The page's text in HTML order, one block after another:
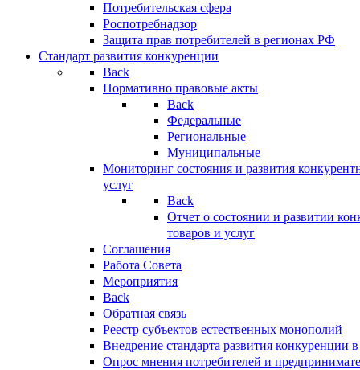
Потребительская сфера
Роспотребнадзор
Защита прав потребителей в регионах РФ
Стандарт развития конкуренции
Back
Нормативно правовые акты
Back
Федеральные
Региональные
Муниципальные
Мониторинг состояния и развития
услуг
Back
Отчет о состоянии и развитии
товаров и услуг
Соглашения
Работа Совета
Мероприятия
Back
Обратная связь
Реестр субъектов естественных монополий
Внедрение стандарта развития конкуренции
Опрос мнения потребителей и